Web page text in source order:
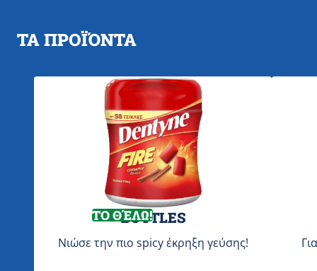
ΤΑ ΠΡΟΪΌΝΤΑ
BOTTLES
Νιώσε την πιο spicy έκρηξη γεύσης!
ΤΟ ΘΈΛΩ!